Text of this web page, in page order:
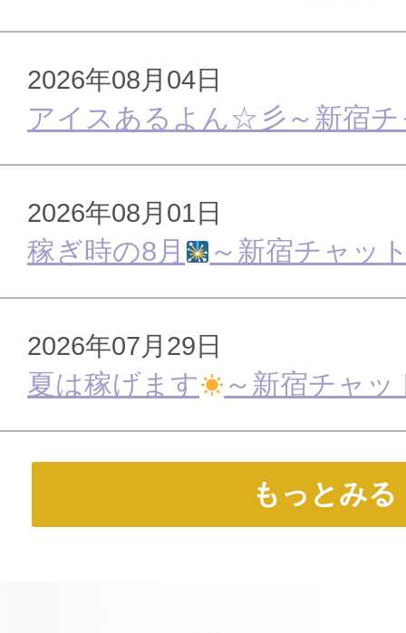
2026年08月04日
アイスあるよん☆彡～新宿
2026年08月01日
稼ぎ時の8月 ～新宿チャッ
2026年07月29日
夏は稼げます ～新宿チャ
もっとみる